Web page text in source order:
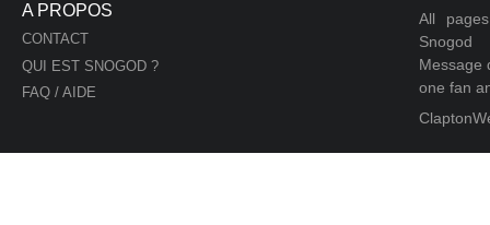
A PROPOS
CONTACT
QUI EST SNOGOD ?
FAQ / AIDE
All
Snogod
Message
one fan